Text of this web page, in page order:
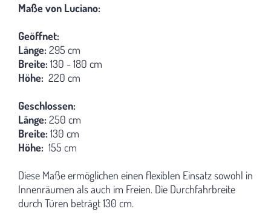
Maße von Luciano:
Geöffnet:
Länge:295 cm
Breite:130 - 180 cm
Höhe: 220 cm
Geschlossen:
Länge:250 cm
Breite:130 cm
Höhe: 155 cm
Diese Maße ermöglichen einen flexiblen Einsatz sowohl in
Innenräumen als auch im Freien. Die Durchfahrbreite
durch Türen beträgt 130 cm.